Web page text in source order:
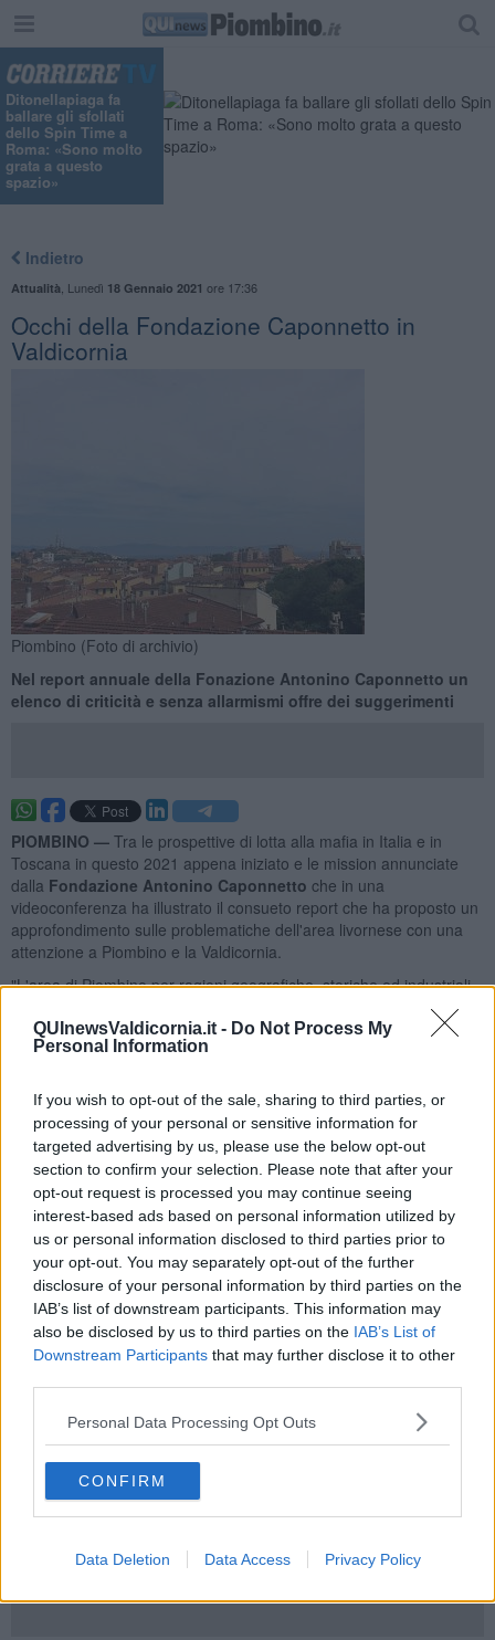
QUInewsValdicornia.it - Do Not Process My
Personal Information
If you wish to opt-out of the sale, sharing to third parties, or
processing of your personal or sensitive information for
targeted advertising by us, please use the below opt-out
section to confirm your selection. Please note that after your
opt-out request is processed you may continue seeing
interest-based ads based on personal information utilized by
us or personal information disclosed to third parties prior to
your opt-out. You may separately opt-out of the further
disclosure of your personal information by third parties on the
IAB’s list of downstream participants. This information may
also be disclosed by us to third parties on the IAB’s List of
Downstream Participants that may further disclose it to other
Personal Data Processing Opt Outs
CONFIRM
Data Deletion Data Access Privacy Policy
Ditonellapiaga fa
ballare gli sfollati
dello Spin Time a
Roma: «Sono molto
grata a questo
spazio»
Indietro
Attualità Lunedì 18 Gennaio 2021 ore 17:36
Occhi della Fondazione Caponnetto in
Valdicornia
Piombino (Foto di archivio)
Nel report annuale della Fonazione Antonino Caponnetto un
elenco di criticità e senza allarmismi offre dei suggerimenti
PIOMBINO — Tra le prospettive di lotta alla mafia in Italia e in
Toscana in questo 2021 appena iniziato e le mission annunciate
dalla Fondazione Antonino Caponnetto che in una
videoconferenza ha illustrato il consueto report che ha proposto un
approfondimento sulle problematiche dell'area livornese con una
attenzione a Piombino e la Valdicornia.
"L'area di Piombino per ragioni geografiche, storiche ed industriali
ha alcune problematiche che vanno affrontate in modo analitico. - si
legge nel report della Fondazione Caponnetto - La prima
problematica da affrontare è relativa alla crisi industriale che tocca
situazione di blocco dello sviluppo industriale alimenta una crisi
economicache unita alla crisi pandemica in atto contribuisce alle
difficoltà nel territorio della Val Di Cornia rendendolo
potenzialmente aggredibile da parte dei gruppi criminali organizzati
e non che già operano in Toscana. La seconda problematica che
riguarda Piombino è l'annosa questione dei rifiutiche tante
polemiche ha creato. E' necessario un controllo preventivo a
tappeto tramite anche lo strumento di inserimento inwhite list
ovvero l'informativa antimafia, che è obbligatoria per quanto
riguarda tutte le società che si occupano di rifiuti e bonifiche in
relazione alla pubblica amministrazione da Giugno 2020. Ovvero la
Pubblica Amministrazione non può che sottoscrivere appalti
soltanto con società regolarmente inserite in white list. La terza
problematica che va trattata sul territorio senza voler in alcun modo
che tale tematica sia molto sentita in loco come è normale che sia
vista la presenza industriale storica unita alla presenza di
discariche. In questi casi è necessario mappare in modo opportuno
dal punto di vista sanitario il territorio. Il registro dei tumori potrebbe
essere un passo importante in tal senso. La quarta problematica
".